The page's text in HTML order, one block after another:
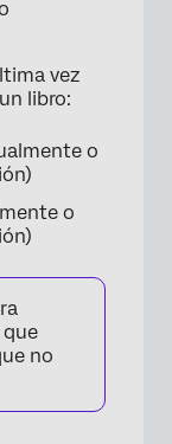
×
vez
libro:
o
o
no